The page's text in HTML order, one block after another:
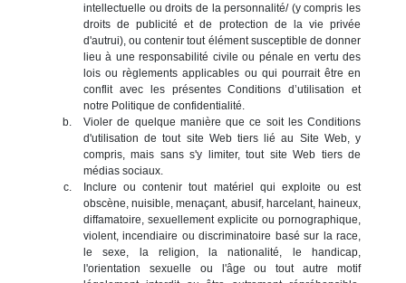
intellectuelle ou droits de la personnalité/ (y compris les
droits de publicité et de protection de la vie privée
d'autrui), ou contenir tout élément susceptible de donner
lieu à une responsabilité civile ou pénale en vertu des
lois ou règlements applicables ou qui pourrait être en
conflit avec les présentes Conditions d’utilisation et
notre Politique de confidentialité.
Violer de quelque manière que ce soit les Conditions
d'utilisation de tout site Web tiers lié au Site Web, y
compris, mais sans s'y limiter, tout site Web tiers de
médias sociaux.
Inclure ou contenir tout matériel qui exploite ou est
obscène, nuisible, menaçant, abusif, harcelant, haineux,
diffamatoire, sexuellement explicite ou pornographique,
violent, incendiaire ou discriminatoire basé sur la race,
le sexe, la religion, la nationalité, le handicap,
l'orientation sexuelle ou l'âge ou tout autre motif